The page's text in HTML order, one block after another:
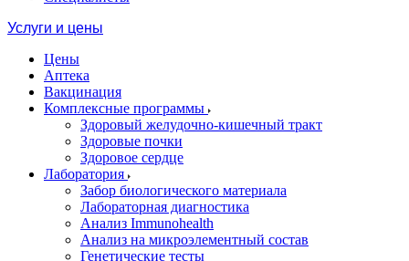
Услуги и цены
Цены
Аптека
Вакцинация
Комплексные программы
Здоровый желудочно-кишечный тракт
Здоровые почки
Здоровое сердце
Лаборатория
Забор биологического материала
Лабораторная диагностика
Анализ Immunohealth
Анализ на микроэлементный состав
Генетические тесты